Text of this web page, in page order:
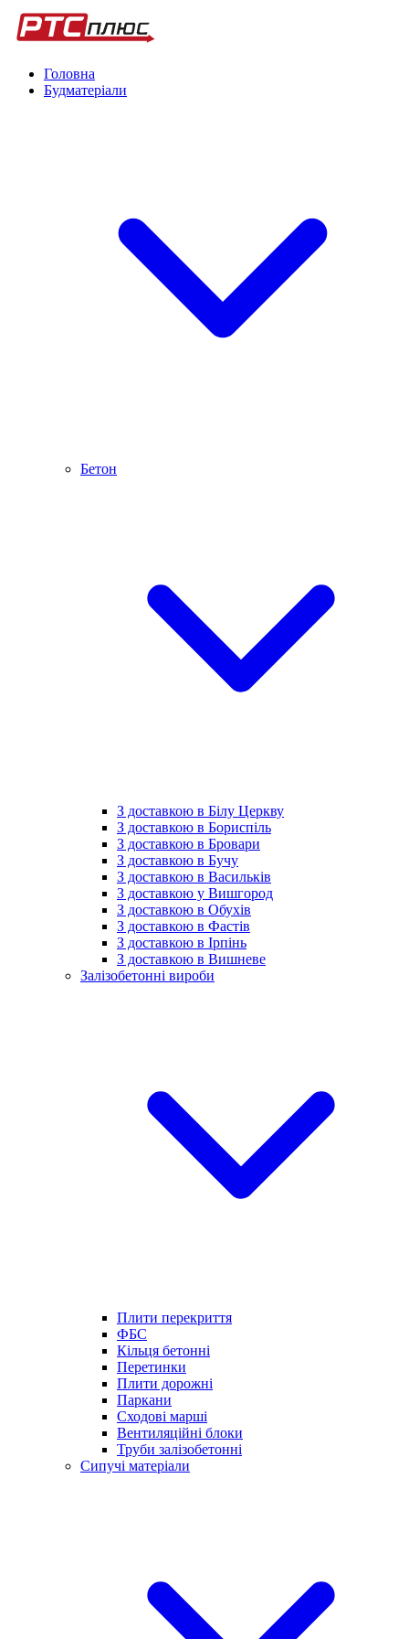
Головна
Будматеріали
Бетон
З доставкою в Білу Церкву
З доставкою в Бориспіль
З доставкою в Бровари
З доставкою в Бучу
З доставкою в Васильків
З доставкою у Вишгород
З доставкою в Обухів
З доставкою в Фастів
З доставкою в Ірпінь
З доставкою в Вишневе
Залізобетонні вироби
Плити перекриття
ФБС
Кільця бетонні
Перетинки
Плити дорожні
Паркани
Сходові марші
Вентиляційні блоки
Труби залізобетонні
Сипучі матеріали